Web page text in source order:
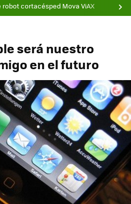
robot cortacésped Mova ViAX
será nuestro
en el futuro